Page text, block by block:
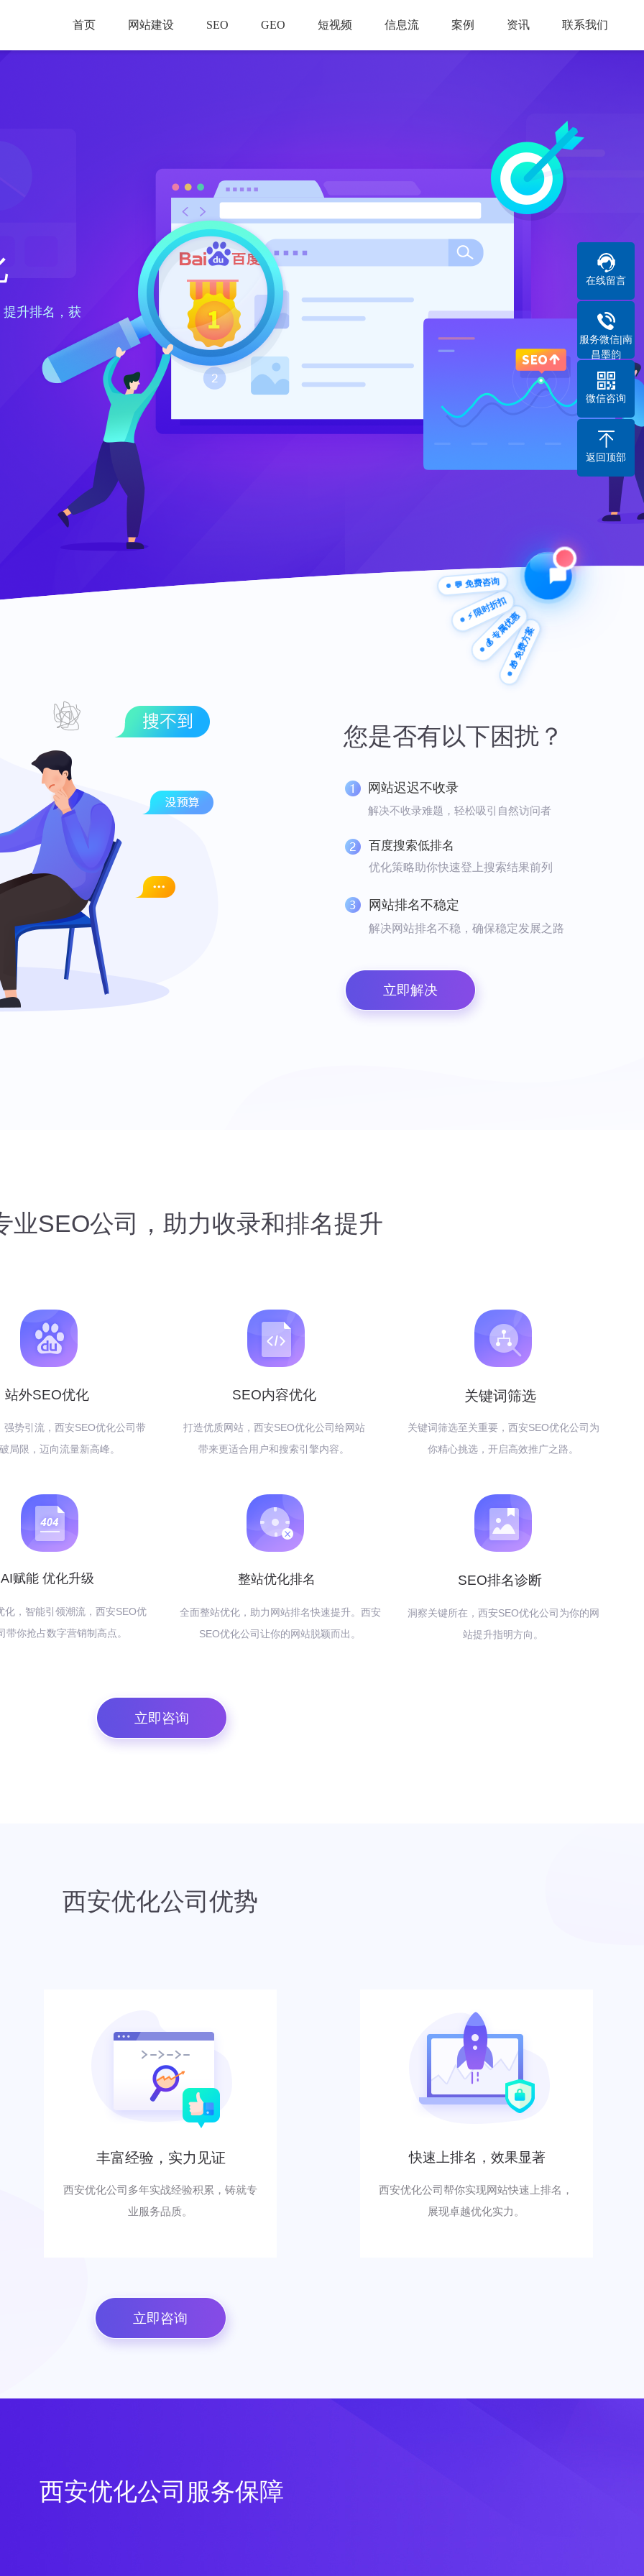
首页 网站建设 SEO GEO 短视频 信息流 案例 资讯 联系我们
升排名，获
您是否有以下困扰？
网站迟迟不收录
解决不收录难题，轻松吸引自然访问者
百度搜索低排名
优化策略助你快速登上搜索结果前列
网站排名不稳定
解决网站排名不稳，确保稳定发展之路
立即解决
业SEO公司，助力收录和排名提升
立即咨询
站外SEO优化
强势引流，西安SEO优化公司带
局限，迈向流量新高峰。
SEO内容优化
打造优质网站，西安SEO优化公司给网站
带来更适合用户和搜索引擎内容。
关键词筛选
关键词筛选至关重要，西安SEO优化公司为
你精心挑选，开启高效推广之路。
AI赋能 优化升级
化，智能引领潮流，西安SEO优
带你抢占数字营销制高点。
整站优化排名
全面整站优化，助力网站排名快速提升。西安
SEO优化公司让你的网站脱颖而出。
SEO排名诊断
洞察关键所在，西安SEO优化公司为你的网
站提升指明方向。
立即咨询
西安优化公司优势
丰富经验，实力见证
西安优化公司多年实战经验积累，铸就专
业服务品质。
快速上排名，效果显著
西安优化公司帮你实现网站快速上排名，
展现卓越优化实力。
西安优化公司服务保障
在线留言
服务微信|南
昌墨韵
微信咨询
返回顶部